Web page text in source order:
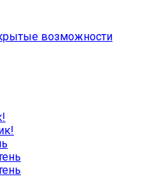
возможности